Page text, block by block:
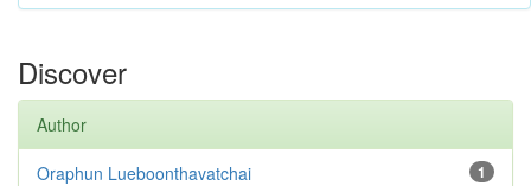
Discover
Author
1
Oraphun Lueboonthavatchai